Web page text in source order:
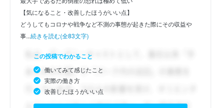
【気になること・改善したほうがいい点】
どうしてもコロナや戦争など不測の事態が起きた際にその収益や
事...続きを読む(全83文字)
この投稿でわかること
働いてみて感じたこと
実際の働き方
改善したほうがいい点